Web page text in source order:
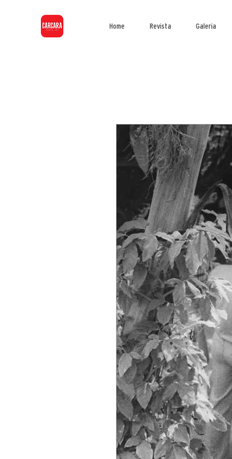
Home Revista Galeria